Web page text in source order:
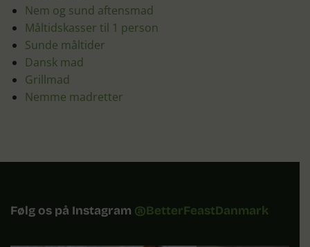
Nem og sund aftensmad
Måltidskasser til 1 person
Sunde måltider
Dansk mad
Grillmad
Nemme madretter
Følg os på Instagram @BetterFeastDanmark